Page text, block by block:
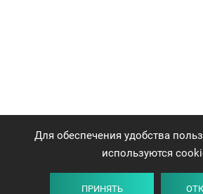
Для обеспечения удобства
используются
ПРИНЯТЬ